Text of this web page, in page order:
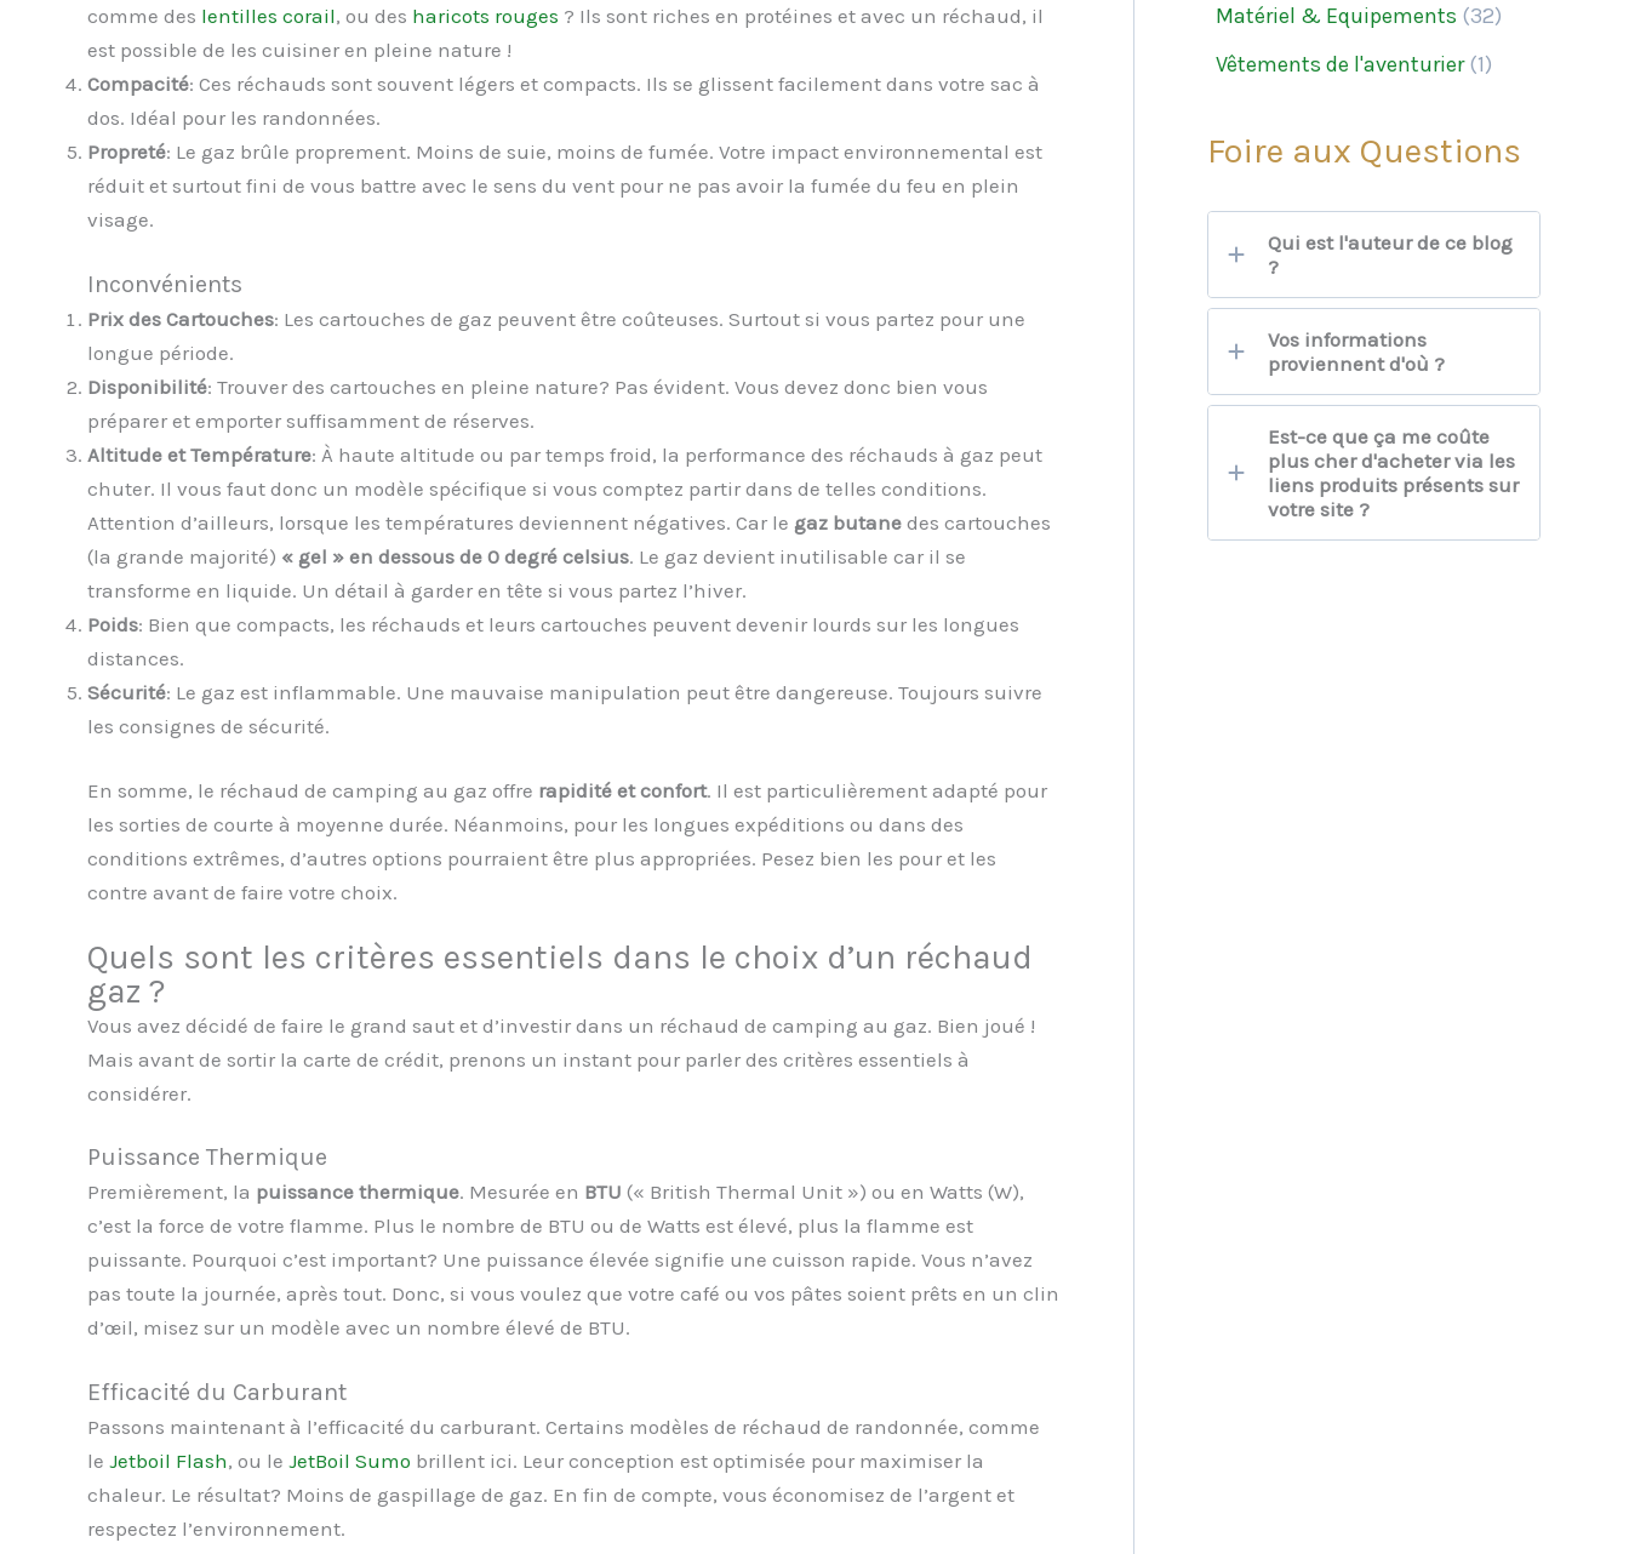
comme des lentilles corail, ou des haricots rouges ? Ils sont riches en protéines et avec un réchaud, il
est possible de les cuisiner en pleine nature !
Compacité: Ces réchauds sont souvent légers et compacts. Ils se glissent facilement dans votre sac à
dos. Idéal pour les randonnées.
Propreté: Le gaz brûle proprement. Moins de suie, moins de fumée. Votre impact environnemental est
réduit et surtout fini de vous battre avec le sens du vent pour ne pas avoir la fumée du feu en plein
visage.
Inconvénients
Prix des Cartouches: Les cartouches de gaz peuvent être coûteuses. Surtout si vous partez pour une
longue période.
Disponibilité: Trouver des cartouches en pleine nature? Pas évident. Vous devez donc bien vous
préparer et emporter suffisamment de réserves.
Altitude et Température: À haute altitude ou par temps froid, la performance des réchauds à gaz peut
chuter. Il vous faut donc un modèle spécifique si vous comptez partir dans de telles conditions.
Attention d’ailleurs, lorsque les températures deviennent négatives. Car le gaz butane des cartouches
(la grande majorité) « gel » en dessous de 0 degré celsius. Le gaz devient inutilisable car il se
transforme en liquide. Un détail à garder en tête si vous partez l’hiver.
Poids: Bien que compacts, les réchauds et leurs cartouches peuvent devenir lourds sur les longues
distances.
Sécurité: Le gaz est inflammable. Une mauvaise manipulation peut être dangereuse. Toujours suivre
les consignes de sécurité.
En somme, le réchaud de camping au gaz offre rapidité et confort. Il est particulièrement adapté pour
les sorties de courte à moyenne durée. Néanmoins, pour les longues expéditions ou dans des
conditions extrêmes, d’autres options pourraient être plus appropriées. Pesez bien les pour et les
contre avant de faire votre choix.
Quels sont les critères essentiels dans le choix d’un réchaud
gaz ?
Vous avez décidé de faire le grand saut et d’investir dans un réchaud de camping au gaz. Bien joué !
Mais avant de sortir la carte de crédit, prenons un instant pour parler des critères essentiels à
considérer.
Puissance Thermique
Premièrement, la puissance thermique. Mesurée en BTU (« British Thermal Unit ») ou en Watts (W),
c’est la force de votre flamme. Plus le nombre de BTU ou de Watts est élevé, plus la flamme est
puissante. Pourquoi c’est important? Une puissance élevée signifie une cuisson rapide. Vous n’avez
pas toute la journée, après tout. Donc, si vous voulez que votre café ou vos pâtes soient prêts en un clin
d’œil, misez sur un modèle avec un nombre élevé de BTU.
Efficacité du Carburant
Passons maintenant à l’efficacité du carburant. Certains modèles de réchaud de randonnée, comme
le Jetboil Flash, ou le JetBoil Sumo brillent ici. Leur conception est optimisée pour maximiser la
chaleur. Le résultat? Moins de gaspillage de gaz. En fin de compte, vous économisez de l’argent et
respectez l’environnement.
Matériel & Equipements (32)
Vêtements de l'aventurier(1)
Foire aux Questions
Qui est l'auteur de ce blog
?
Vos informations
proviennent d'où ?
Est-ce que ça me coûte
plus cher d'acheter via les
liens produits présents sur
votre site ?